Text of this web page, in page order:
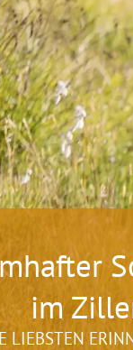
im
LIEBSTEN